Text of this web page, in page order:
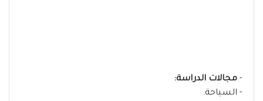
- مجالات الدراسة:
- السياحة.